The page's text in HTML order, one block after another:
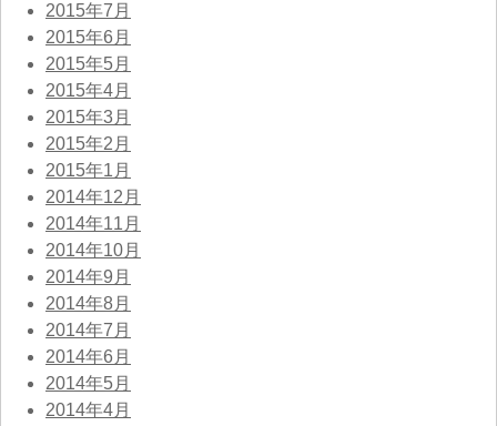
2015年7月
2015年6月
2015年5月
2015年4月
2015年3月
2015年2月
2015年1月
2014年12月
2014年11月
2014年10月
2014年9月
2014年8月
2014年7月
2014年6月
2014年5月
2014年4月